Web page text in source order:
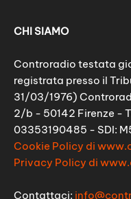
CHI SIAMO
Controradio testata
registrata presso il
31/03/1976)
2/b - 50142 Firenze -
03353190485 - SDI:
Cookie Policy di
Privacy Policy di
Contattaci: